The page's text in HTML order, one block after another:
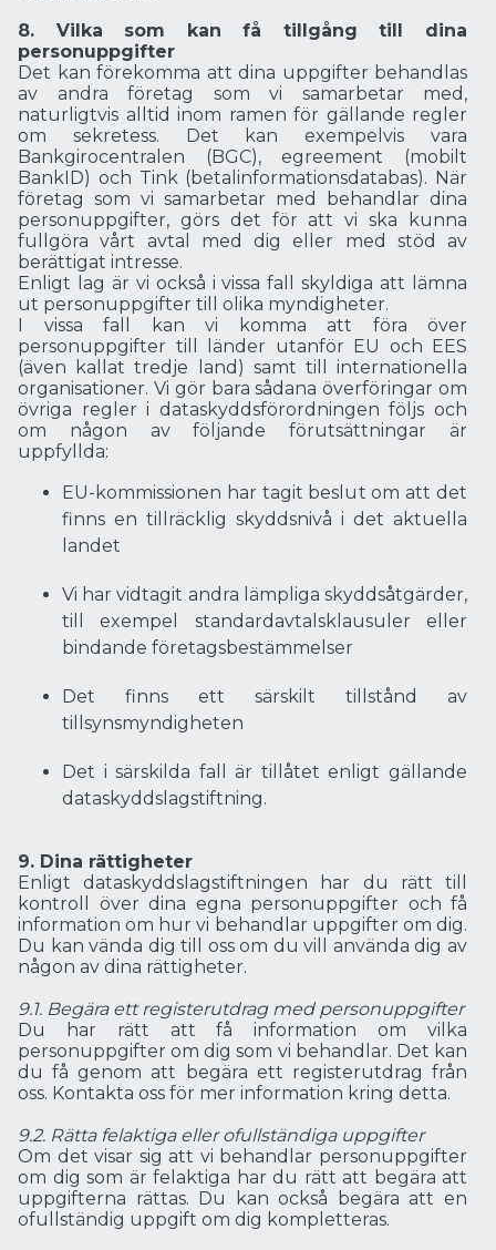
8. Vilka som kan få tillgång till dina
personuppgifter
Det kan förekomma att dina uppgifter behandlas
av andra företag som vi samarbetar med,
naturligtvis alltid inom ramen för gällande regler
om sekretess. Det kan exempelvis vara
Bankgirocentralen (BGC), egreement (mobilt
BankID) och Tink (betalinformationsdatabas). När
företag som vi samarbetar med behandlar dina
personuppgifter, görs det för att vi ska kunna
fullgöra vårt avtal med dig eller med stöd av
berättigat intresse.
Enligt lag är vi också i vissa fall skyldiga att lämna
ut personuppgifter till olika myndigheter.
I vissa fall kan vi komma att föra över
personuppgifter till länder utanför EU och EES
(även kallat tredje land) samt till internationella
organisationer. Vi gör bara sådana överföringar om
övriga regler i dataskyddsförordningen följs och
om någon av följande förutsättningar är
uppfyllda:
EU-kommissionen har tagit beslut om att det
finns en tillräcklig skyddsnivå i det aktuella
landet
Vi har vidtagit andra lämpliga skyddsåtgärder,
till exempel standardavtalsklausuler eller
bindande företagsbestämmelser
Det finns ett särskilt tillstånd av
tillsynsmyndigheten
Det i särskilda fall är tillåtet enligt gällande
dataskyddslagstiftning.
9. Dina rättigheter
Enligt dataskyddslagstiftningen har du rätt till
kontroll över dina egna personuppgifter och få
information om hur vi behandlar uppgifter om dig.
Du kan vända dig till oss om du vill använda dig av
någon av dina rättigheter.
9.1. Begära ett registerutdrag med personuppgifter
Du har rätt att få information om vilka
personuppgifter om dig som vi behandlar. Det kan
du få genom att begära ett registerutdrag från
oss. Kontakta oss för mer information kring detta.
9.2. Rätta felaktiga eller ofullständiga uppgifter
Om det visar sig att vi behandlar personuppgifter
om dig som är felaktiga har du rätt att begära att
uppgifterna rättas. Du kan också begära att en
ofullständig uppgift om dig kompletteras.